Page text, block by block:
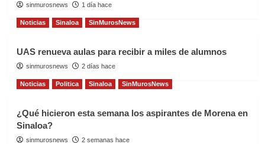
sinmurosnews 1 día hace
Noticias Sinaloa SinMurosNews
UAS renueva aulas para recibir a miles de alumnos
sinmurosnews 2 días hace
Noticias Politica Sinaloa SinMurosNews
¿Qué hicieron esta semana los aspirantes de Morena en
Sinaloa?
sinmurosnews 2 semanas hace